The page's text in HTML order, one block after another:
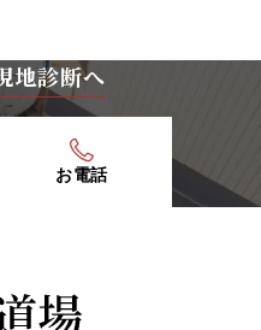
地診断へ
お電話